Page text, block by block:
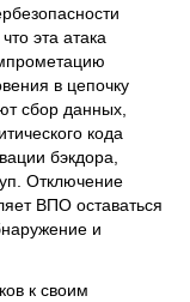
эта атака
в цепочку
сбор данных,
кода
бэкдора,
Отключение
ВПО оставаться
и
к своим